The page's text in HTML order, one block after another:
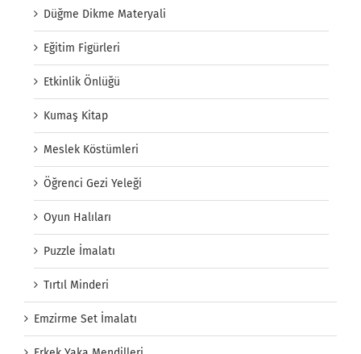
Düğme Dikme Materyali
Eğitim Figürleri
Etkinlik Önlüğü
Kumaş Kitap
Meslek Köstümleri
Öğrenci Gezi Yeleği
Oyun Halıları
Puzzle İmalatı
Tırtıl Minderi
Emzirme Set İmalatı